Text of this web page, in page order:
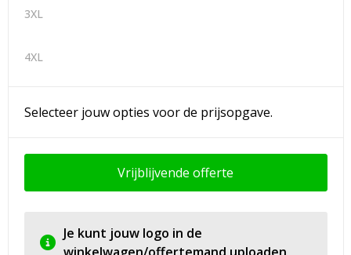
3XL
4XL
Selecteer jouw opties voor de prijsopgave.
Vrijblijvende offerte
Je kunt jouw logo in de